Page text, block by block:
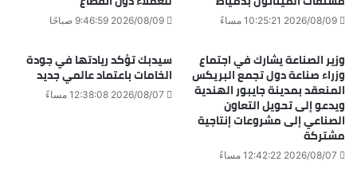
2026/08/09 10:25:21 مساءً 2026/08/09 9:46:59 صباحًا
وزير الصناعة يشارك في اجتماع
وزراء صناعة دول تجمع البريكس
المنعقد بمدينة جايبور الهندية
ويدعو إلى تحويل التعاون
الصناعي إلى مشروعات إنتاجية
مشتركة
2026/08/07 12:42:22 مساءً
سيدبك تؤكد ريادتها في جودة
الخامات باعتماد عالمي جديد
2026/08/07 12:38:08 مساءً